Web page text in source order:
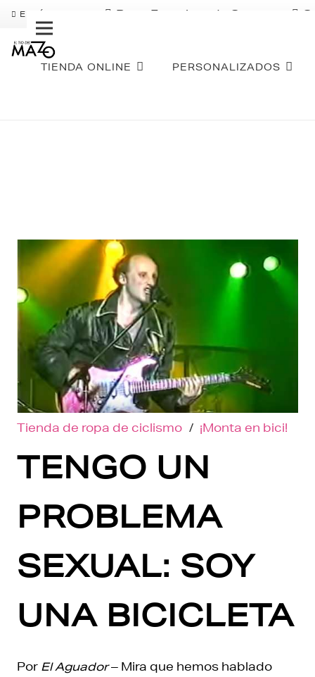
ENVÍO GRATIS Pago Fraccionado Sequra
TIENDA ONLINE PERSONALIZADOS
Tienda de ropa de ciclismo / ¡Monta en bici!
TENGO UN
PROBLEMA
SEXUAL: SOY
UNA BICICLETA
Por El Aguador– Mira que hemos hablado